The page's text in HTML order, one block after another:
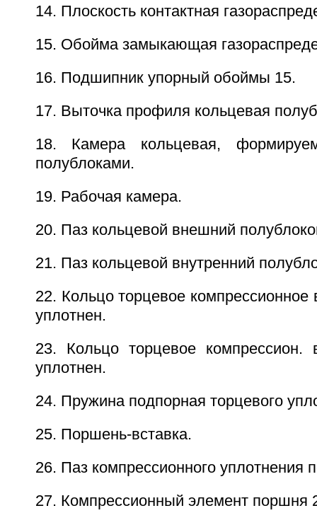
14. Плоскость контактная
15. Обойма замыкающая
16. Подшипник упорный обоймы 15.
17. Выточка профиля кольцевая
18. Камера кольцевая,
полублоками.
19. Рабочая камера.
20. Паз кольцевой внешний
21. Паз кольцевой внутренний
22. Кольцо торцевое
уплотнен.
23. Кольцо торцевое компрессион.
уплотнен.
24. Пружина подпорная торцевого
25. Поршень-вставка.
26. Паз компрессионного уплотнения
27. Компрессионный элемент поршня